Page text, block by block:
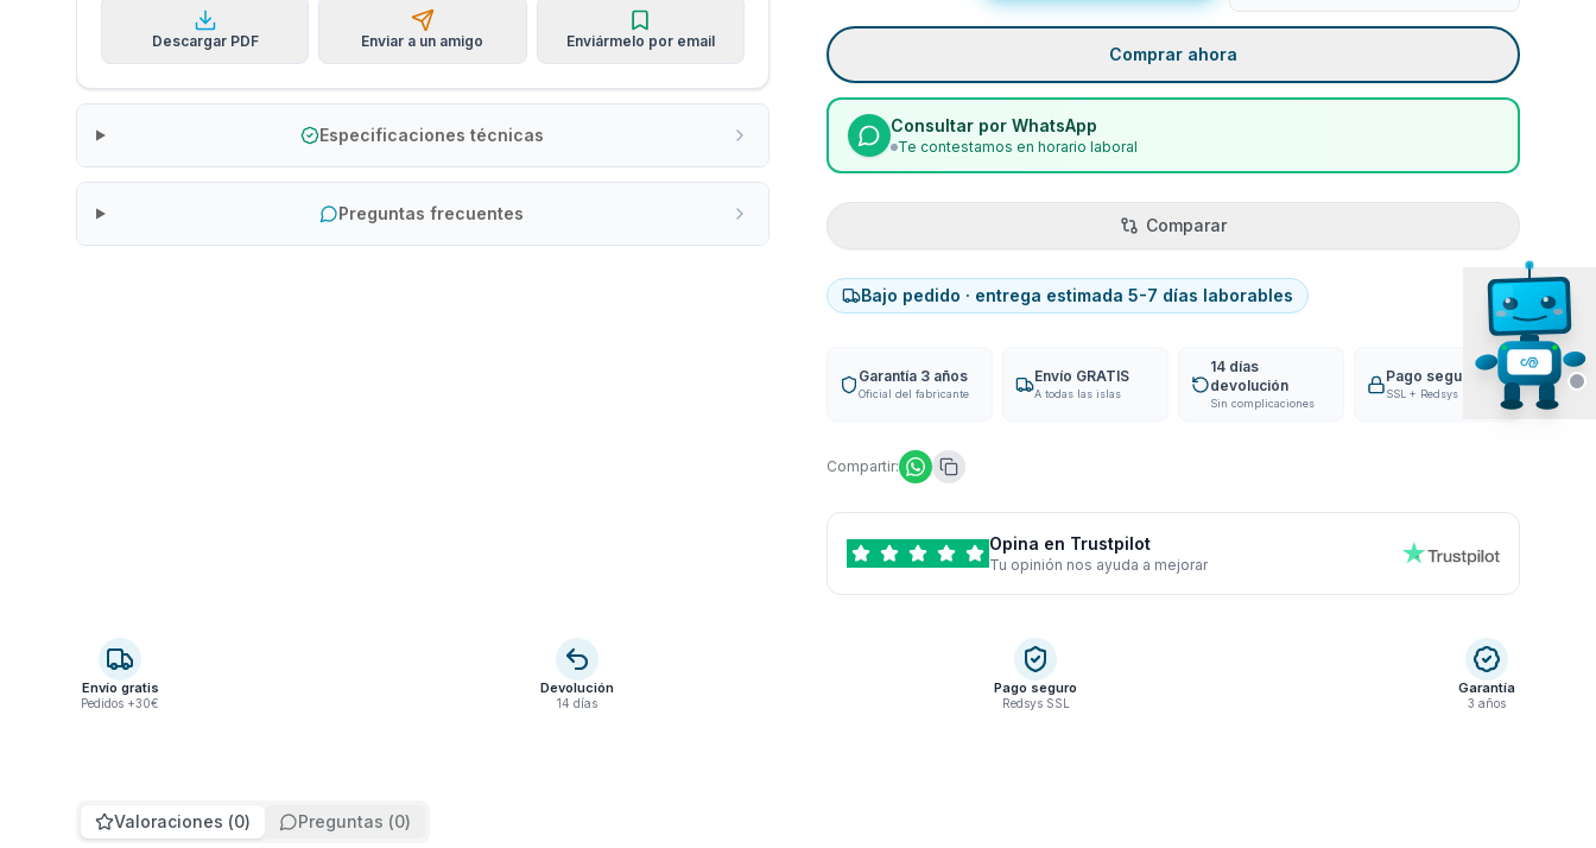
Descargar PDF Enviar a un amigo Enviármelo por email
Especificaciones técnicas
Preguntas frecuentes
Comprar ahora
Consultar por WhatsApp
Te contestamos en horario laboral
Comparar
Bajo pedido · entrega estimada 5-7 días laborables
Garantía 3 años
Oficial del fabricante
Envío GRATIS
A todas las islas
14 días
devolución
Sin complicaciones
Pago seguro
SSL + Redsys
Compartir:
Opina en Trustpilot
Tu opinión nos ayuda a mejorar
Envío gratis
Pedidos +30€
Devolución
14 días
Pago seguro
Redsys SSL
Garantía
3 años
Valoraciones (0) Preguntas (0)